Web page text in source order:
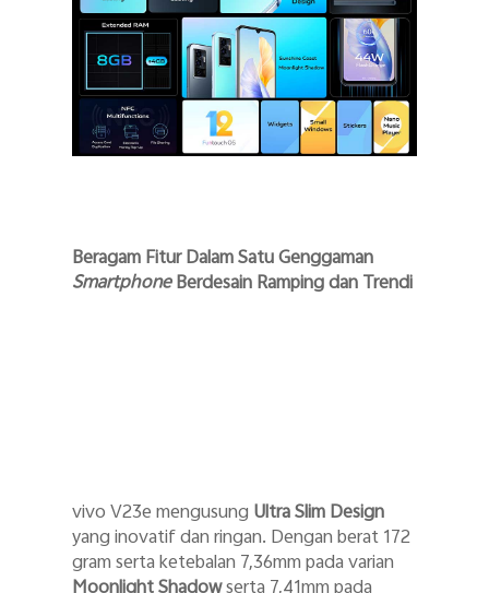
Beragam Fitur Dalam Satu Genggaman
SmartphoneBerdesain Ramping dan Trendi
vivo V23e mengusung Ultra Slim Design
yang inovatif dan ringan. Dengan berat 172
gram serta ketebalan 7,36mm pada varian